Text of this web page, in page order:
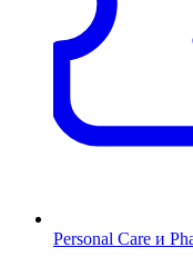
Personal Care и